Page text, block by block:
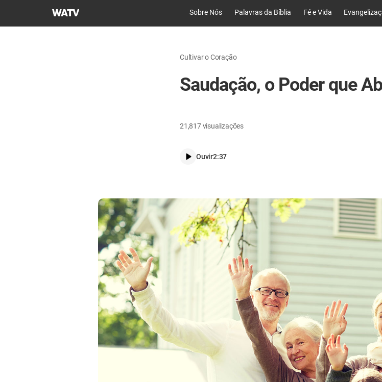
Igreja
Sobre Nós Palavras da Bíblia Fé e Vida
Cultivar o Coração
Saudação, o Poder que
21,817visualizações
Ouvir2:37